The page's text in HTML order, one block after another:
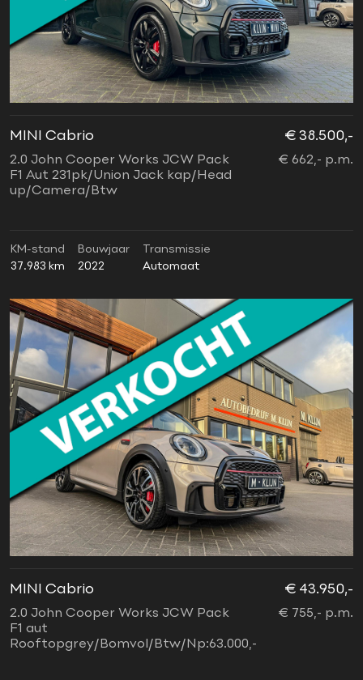
MINI Cabrio
2.0 John Cooper Works JCW Pack
F1 Aut 231pk/Union Jack kap/Head
up/Camera/Btw
€ 38.500,-
€ 662,- p.m.
KM-stand
37.983 km
Bouwjaar
2022
Transmissie
Automaat
MINI Cabrio
2.0 John Cooper Works JCW Pack
F1 aut
Rooftopgrey/Bomvol/Btw/Np:63.000,-
€ 43.950,-
€ 755,- p.m.